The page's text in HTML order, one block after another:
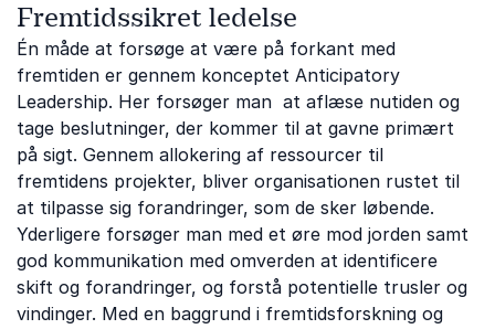
Fremtidssikret ledelse
Én måde at forsøge at være på forkant med
fremtiden er gennem konceptet Anticipatory
Leadership. Her forsøger man at aflæse nutiden og
tage beslutninger, der kommer til at gavne primært
på sigt. Gennem allokering af ressourcer til
fremtidens projekter, bliver organisationen rustet til
at tilpasse sig forandringer, som de sker løbende.
Yderligere forsøger man med et øre mod jorden samt
god kommunikation med omverden at identificere
skift og forandringer, og forstå potentielle trusler og
vindinger. Med en baggrund i fremtidsforskning og